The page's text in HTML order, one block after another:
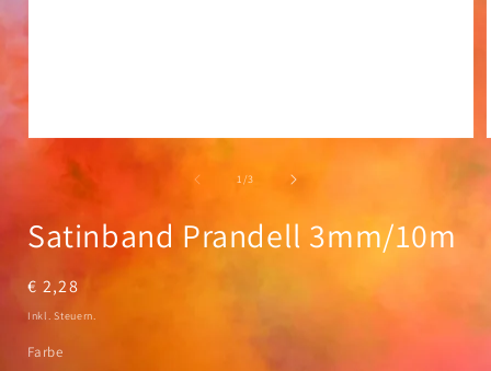
Medien
1/von
3
Satinband Prandell 3mm/10m
Normaler
Preis
€ 2,28
Inkl. Steuern.
Farbe